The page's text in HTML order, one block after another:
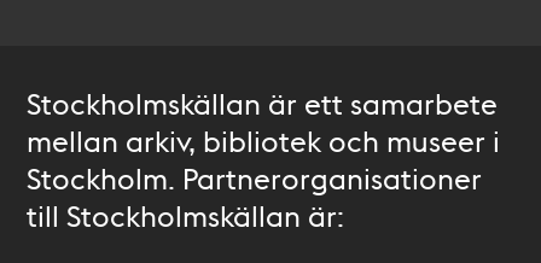
Stockholmskällan är ett samarbete
mellan arkiv, bibliotek och museer i
Stockholm. Partnerorganisationer
till Stockholmskällan är: